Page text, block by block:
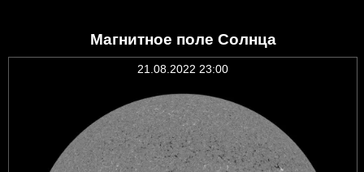
Магнитное поле Солнца
21.08.2022 23:00